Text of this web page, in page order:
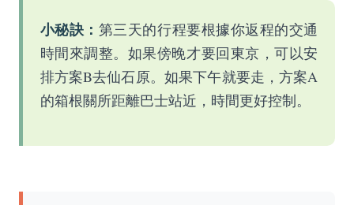
小秘訣： 第三天的行程要根據你返程的交通
時間來調整。如果傍晚才要回東京，可以安
排方案B去仙石原。如果下午就要走，方案A
的箱根關所距離巴士站近，時間更好控制。